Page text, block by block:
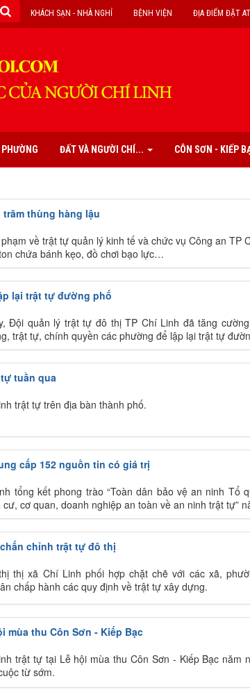
ĐỊA ĐIỂM ĐẶT
BỆNH VIỆN
KHÁCH SẠN - NHÀ NGHỈ
ĐẤT VÀ NGƯỜI CHÍ... CÔN SƠN - KIẾP
thùng hàng lậu
về trật tự quản lý kinh tế và chức vụ Công an TP
chứa bánh kẹo, đồ chơi bạo lực…
lại trật tự đường phố
Đội quản lý trật tự đô thị TP Chí Linh đã tăng
trật tự, chính quyền các phường để lập lại trật tự
tuần qua
trật tự trên địa bàn thành phố.
cấp 152 nguồn tin có giá trị
tổng kết phong trào “Toàn dân bảo vệ an ninh Tổ
cơ quan, doanh nghiệp an toàn về an ninh trật tự”
chỉnh trật tự đô thị
thị xã Chí Linh phối hợp chặt chẽ với các xã,
chấp hành các quy định về trật tự xây dựng.
mùa thu Côn Sơn - Kiếp Bạc
trật tự tại Lễ hội mùa thu Côn Sơn - Kiếp Bạc năm
từ sớm.